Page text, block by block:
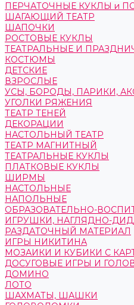
ПЕРЧАТОЧНЫЕ КУКЛЫ и
ШАГАЮЩИЙ ТЕАТР
ШАПОЧКИ
РОСТОВЫЕ КУКЛЫ
ТЕАТРАЛЬНЫЕ И
КОСТЮМЫ
ДЕТСКИЕ
ВЗРОСЛЫЕ
УСЫ, БОРОДЫ, ПАРИКИ,
УГОЛКИ РЯЖЕНИЯ
ТЕАТР ТЕНЕЙ
ДЕКОРАЦИИ
НАСТОЛЬНЫЙ ТЕАТР
ТЕАТР МАГНИТНЫЙ
ТЕАТРАЛЬНЫЕ КУКЛЫ
ПЛАТКОВЫЕ КУКЛЫ
ШИРМЫ
НАСТОЛЬНЫЕ
НАПОЛЬНЫЕ
ОБРАЗОВАТЕЛЬНО-
ИГРУШКИ, НАГЛЯДНО-
РАЗДАТОЧНЫЙ МАТЕРИАЛ
ИГРЫ НИКИТИНА
МОЗАИКИ И КУБИКИ С
ДОСУГОВЫЕ ИГРЫ И
ДОМИНО
ЛОТО
ШАХМАТЫ, ШАШКИ